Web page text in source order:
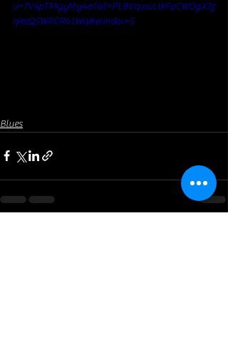
v=7V4pTMgyMy4&list=PLBVquwLWFpCWOgX7z
qIeeQ5WRCR61Wqik&index=5
Blues